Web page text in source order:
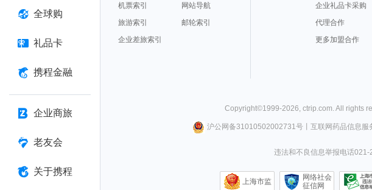
全球购
礼品卡
携程金融
企业商旅
老友会
关于携程
机票索引
网站导航
旅游索引
邮轮索引
企业差旅索引
企业礼品卡采购
代理合作
更多加盟合作
Copyright©1999-2026, ctrip.com. All rights
沪公网备31010502002731号丨 互联网药品信息服
违法和不良信息举报电话
上海市监
网络社会
征信网